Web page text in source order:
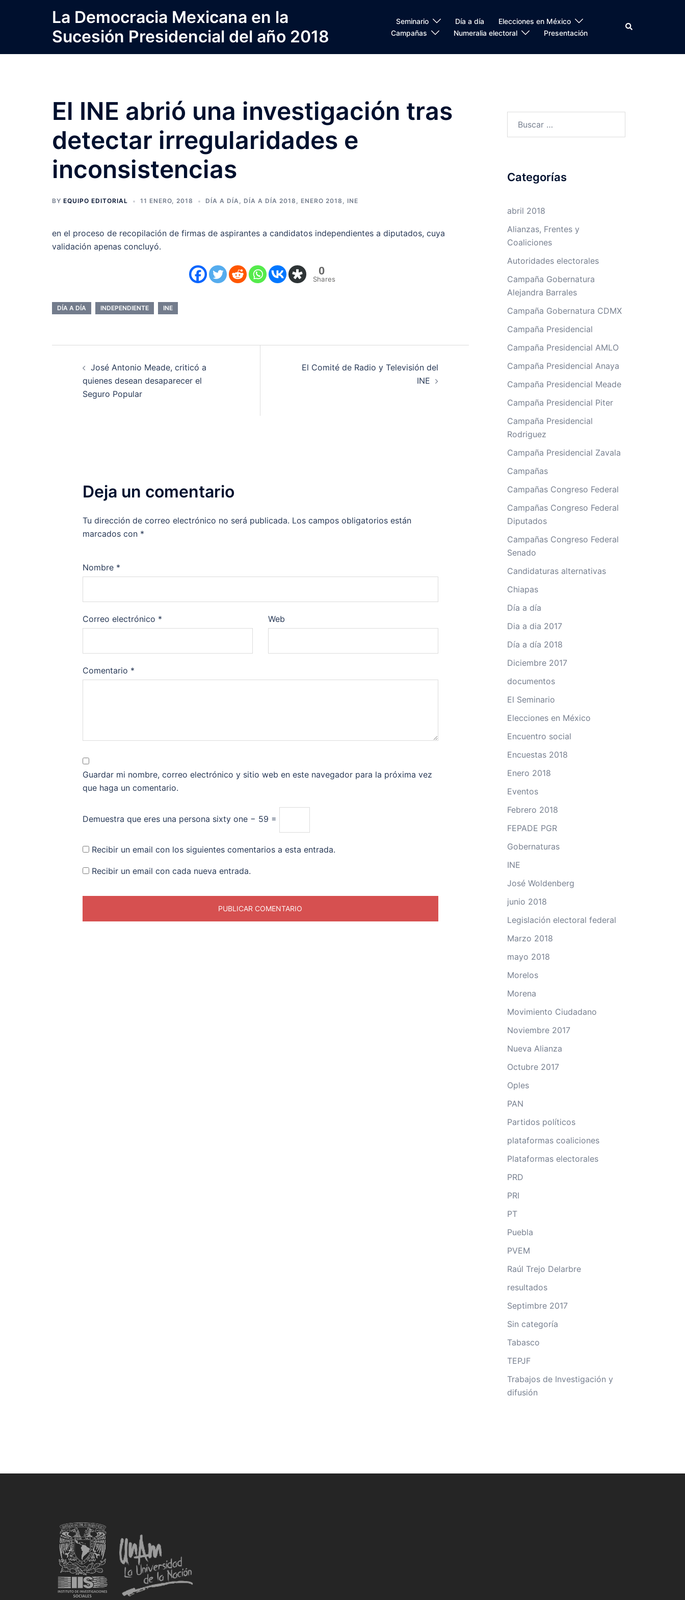
La Democracia Mexicana en la
Sucesión Presidencial del año 2018
Seminario Día a día
Elecciones en México
Campañas
Numeralia electoral Presentación
Search
El INE abrió una investigación tras
detectar irregularidades e
inconsistencias
BY EQUIPO EDITORIAL 11 ENERO, 2018 DÍA A DÍA, DÍA A DÍA 2018 , ENERO 2018 , INE
en el proceso de recopilación de firmas de aspirantes a candidatos independientes a diputados, cuya
validación apenas concluyó.
0
Shares
DÍA A DÍA INDEPENDIENTE INE
Navegación
entradas
José Antonio Meade, criticó a
quienes desean desaparecer el
Seguro Popular
El Comité de Radio y Televisión del
INE
Deja un comentario
Tu dirección de correo electrónico no será publicada. Los campos obligatorios están
marcados con *
Nombre *
Correo electrónico * Web
Comentario *
Guardar mi nombre, correo electrónico y sitio web en este navegador para la próxima vez
que haga un comentario.
Demuestra que eres una persona sixty one − 59 =
Recibir un email con los siguientes comentarios a esta entrada.
Recibir un email con cada nueva entrada.
Categorías
abril 2018
Alianzas, Frentes y
Coaliciones
Autoridades electorales
Campaña Gobernatura
Alejandra Barrales
Campaña Gobernatura CDMX
Campaña Presidencial
Campaña Presidencial AMLO
Campaña Presidencial Anaya
Campaña Presidencial Meade
Campaña Presidencial Piter
Campaña Presidencial
Rodriguez
Campaña Presidencial Zavala
Campañas
Campañas Congreso Federal
Campañas Congreso Federal
Diputados
Campañas Congreso Federal
Senado
Candidaturas alternativas
Chiapas
Día a día
Dia a dia 2017
Día a día 2018
Diciembre 2017
documentos
El Seminario
Elecciones en México
Encuentro social
Encuestas 2018
Enero 2018
Eventos
Febrero 2018
FEPADE PGR
Gobernaturas
INE
José Woldenberg
junio 2018
Legislación electoral federal
Marzo 2018
mayo 2018
Morelos
Morena
Movimiento Ciudadano
Noviembre 2017
Nueva Alianza
Octubre 2017
Oples
PAN
Partidos políticos
plataformas coaliciones
Plataformas electorales
PRD
PRI
PT
Puebla
PVEM
Raúl Trejo Delarbre
resultados
Septimbre 2017
Sin categoría
Tabasco
TEPJF
Trabajos de Investigación y
difusión